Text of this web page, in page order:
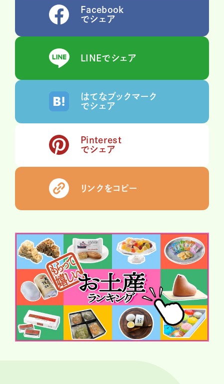
Facebook
でシェア
LINEでシェア
はてなブックマーク
でシェア
Pinterest
でシェア
リンクをコピー